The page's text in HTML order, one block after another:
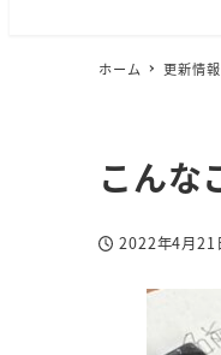
ホーム 更新情報
こんな
投稿日2022年4月21